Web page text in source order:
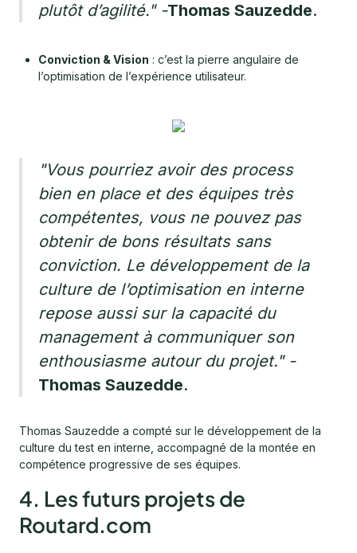
plutôt d’agilité." -Thomas Sauzedde.
Conviction & Vision : c’est la pierre angulaire de
l’optimisation de l’expérience utilisateur.
"Vous pourriez avoir des process
bien en place et des équipes très
compétentes, vous ne pouvez pas
obtenir de bons résultats sans
conviction. Le développement de la
culture de l’optimisation en interne
repose aussi sur la capacité du
management à communiquer son
enthousiasme autour du projet." -
Thomas Sauzedde.
Thomas Sauzedde a compté sur le développement de la
culture du test en interne, accompagné de la montée en
compétence progressive de ses équipes.
4. Les futurs projets de
Routard.com